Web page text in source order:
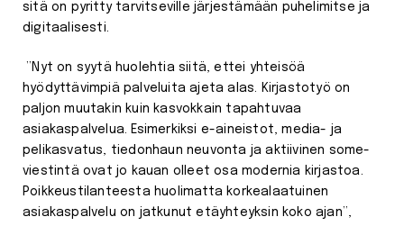
sitä on pyritty tarvitseville järjestämään puhelimitse ja
digitaalisesti.
”Nyt on syytä huolehtia siitä, ettei yhteisöä
hyödyttävimpiä palveluita ajeta alas. Kirjastotyö on
paljon muutakin kuin kasvokkain tapahtuvaa
asiakaspalvelua. Esimerkiksi e-aineistot, media- ja
pelikasvatus, tiedonhaun neuvonta ja aktiivinen some-
viestintä ovat jo kauan olleet osa modernia kirjastoa.
Poikkeustilanteesta huolimatta korkealaatuinen
asiakaspalvelu on jatkunut etäyhteyksin koko ajan”,